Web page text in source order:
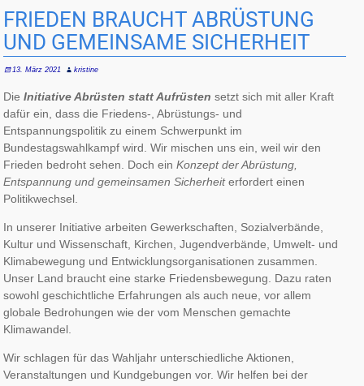
FRIEDEN BRAUCHT ABRÜSTUNG
UND GEMEINSAME SICHERHEIT
13. März 2021 kristine
DieInitiative Abrüsten statt Aufrüsten setzt sich mit aller Kraft
dafür ein, dass die Friedens-, Abrüstungs- und
Entspannungspolitik zu einem Schwerpunkt im
Bundestagswahlkampf wird. Wir mischen uns ein, weil wir den
Frieden bedroht sehen. Doch einKonzept der Abrüstung,
Entspannung und gemeinsamen Sicherheiterfordert einen
Politikwechsel.
In unserer Initiative arbeiten Gewerkschaften, Sozialverbände,
Kultur und Wissenschaft, Kirchen, Jugendverbände, Umwelt- und
Klimabewegung und Entwicklungsorganisationen zusammen.
Unser Land braucht eine starke Friedensbewegung. Dazu raten
sowohl geschichtliche Erfahrungen als auch neue, vor allem
globale Bedrohungen wie der vom Menschen gemachte
Klimawandel.
Wir schlagen für das Wahljahr unterschiedliche Aktionen,
Veranstaltungen und Kundgebungen vor. Wir helfen bei der